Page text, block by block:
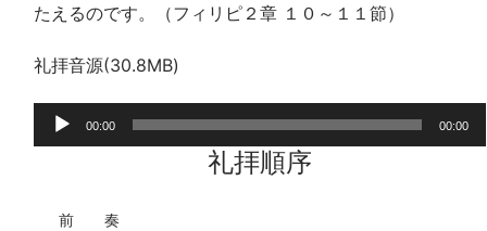
たえるのです。（フィリピ２章 １０～１１節）
礼拝音源(30.8MB)
声
00:00 00:00
礼拝順序
前 奏